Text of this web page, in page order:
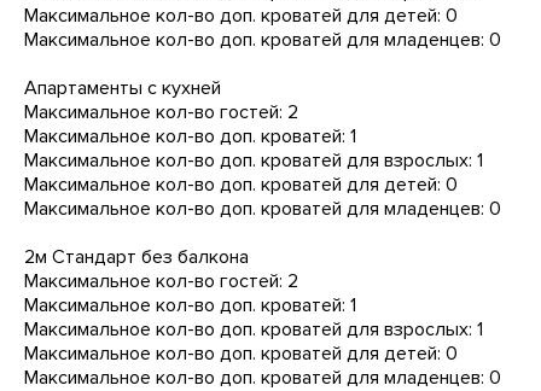
Максимальное кол-во доп. кроватей для детей: 0
Максимальное кол-во доп. кроватей для младенцев: 0
Апартаменты с кухней
Максимальное кол-во гостей: 2
Максимальное кол-во доп. кроватей: 1
Максимальное кол-во доп. кроватей для взрослых: 1
Максимальное кол-во доп. кроватей для детей: 0
Максимальное кол-во доп. кроватей для младенцев: 0
2м Стандарт без балкона
Максимальное кол-во гостей: 2
Максимальное кол-во доп. кроватей: 1
Максимальное кол-во доп. кроватей для взрослых: 1
Максимальное кол-во доп. кроватей для детей: 0
Максимальное кол-во доп. кроватей для младенцев: 0